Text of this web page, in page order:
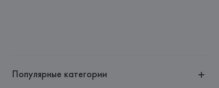
Популярные категории